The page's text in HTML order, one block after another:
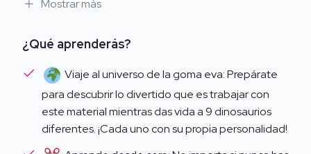
emprender
Ideal para manualistas, profes, mamás creativas y
amantes del DIY. No necesitas experiencia previa: solo
Mostrar más
¿Qué aprenderás?
Viaje al universo de la goma eva: Prepárate
para descubrir lo divertido que es trabajar con
este material mientras das vida a 9 dinosaurios
diferentes. ¡Cada uno con su propia personalidad!